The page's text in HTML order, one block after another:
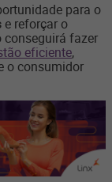
para o
e reforçar o
conseguirá fazer
eficiente,
o consumidor